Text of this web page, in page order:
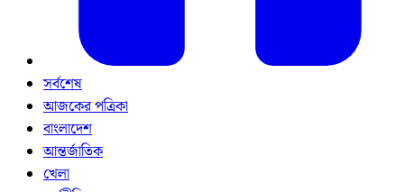
সর্বশেষ
আজকের পত্রিকা
বাংলাদেশ
আন্তর্জাতিক
খেলা